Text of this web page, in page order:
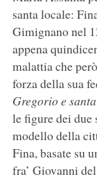
santa locale:
Gimignano nel
appena
malattia che
forza della sua
Gregorio e
le figure dei due
modello della
Fina, basate su
fra’ Giovanni